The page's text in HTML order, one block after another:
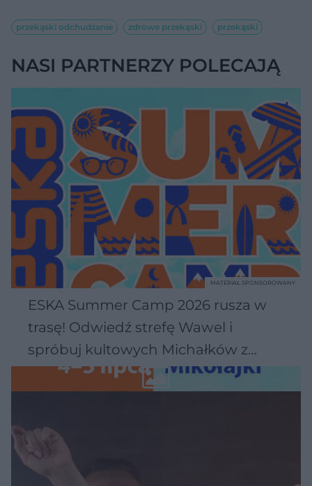
przekąski odchudzanie zdrowe przekąski przekąski
NASI PARTNERZY POLECAJĄ
ESKA Summer Camp 2026 rusza w
trasę! Odwiedź strefę Wawel i
spróbuj kultowych Michałków z
Wawelu
MATERIAŁ SPONSOROWANY